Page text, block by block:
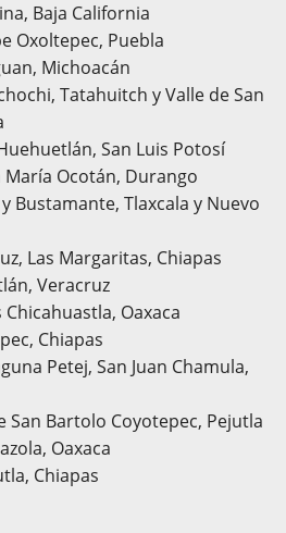
Baja California
Oxoltepec, Puebla
Michoacán
Tatahuitch y Valle de San
San Luis Potosí
Ocotán, Durango
Bustamante, Tlaxcala y Nuevo
Las Margaritas, Chiapas
Veracruz
Oaxaca
Chiapas
Petej, San Juan Chamula,
San Bartolo Coyotepec, Pejutla
Oaxaca
Chiapas